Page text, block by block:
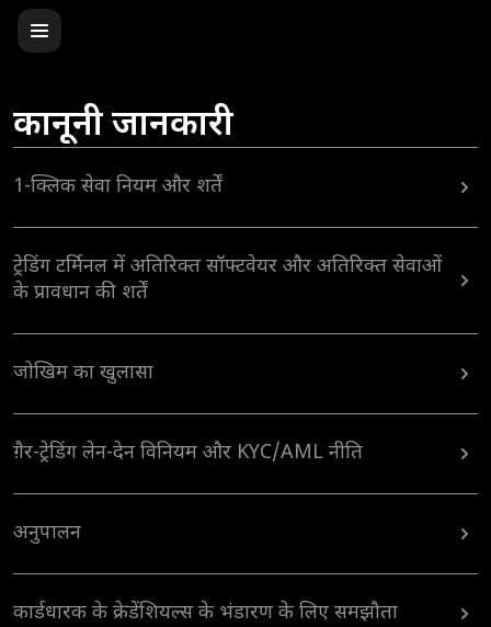
कानूनी जानकारी
1-क्लिक सेवा नियम और शर्तें
ट्रेडिंग टर्मिनल में अतिरिक्त सॉफ्टवेयर और अतिरिक्त सेवाओं
के प्रावधान की शर्तें
जोखिम का खुलासा
ग़ैर-ट्रेडिंग लेन-देन विनियम और KYC/AML नीति
अनुपालन
कार्डधारक के क्रेडेंशियल्स के भंडारण के लिए समझौता